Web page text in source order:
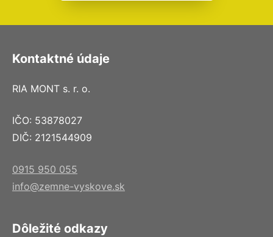
Kontaktné údaje
RIA MONT s. r. o.
IČO: 53878027
DIČ: 2121544909
0915 950 055
info@zemne-vyskove.sk
Dôležité odkazy